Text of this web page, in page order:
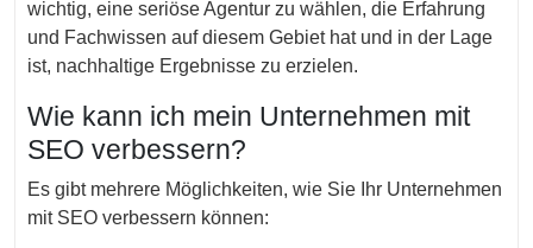
wichtig, eine seriöse Agentur zu wählen, die Erfahrung
und Fachwissen auf diesem Gebiet hat und in der Lage
ist, nachhaltige Ergebnisse zu erzielen.
Wie kann ich mein Unternehmen mit
SEO verbessern?
Es gibt mehrere Möglichkeiten, wie Sie Ihr Unternehmen
mit SEO verbessern können: